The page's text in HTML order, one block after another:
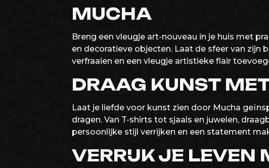
MUCHA
Breng een vleugje art-nouveau in je huis met
en decoratieve objecten. Laat de sfeer van zijn
verfraaien en een vleugje artistieke flair
DRAAG KUNST
Laat je liefde voor kunst zien door Mucha
dragen. Van T-shirts tot sjaals en juwelen,
persoonlijke stijl verrijken en een statement
VERRIJK JE LEVEN